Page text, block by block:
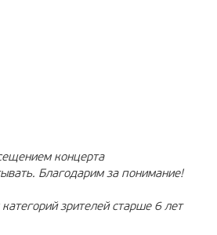
концерта
Благодарим за понимание!
зрителей старше 6 лет